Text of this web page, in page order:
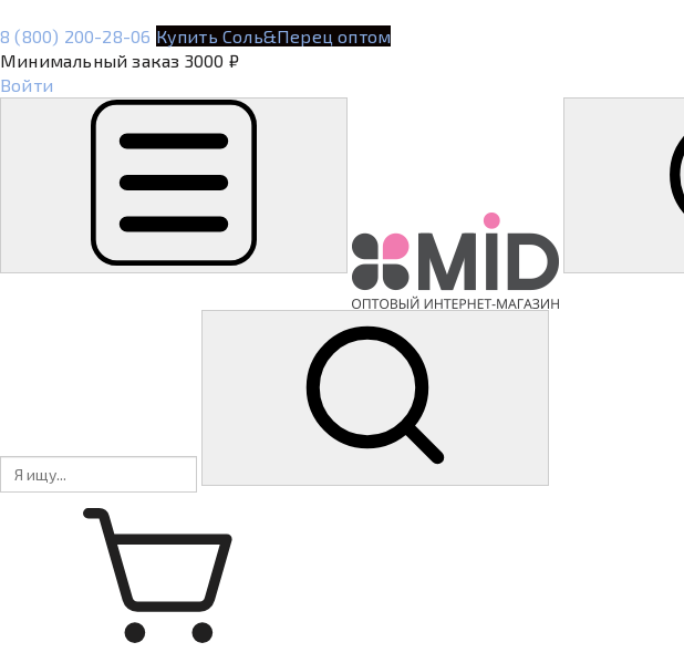
8 (800) 200-28-06 Купить Соль&Перец оптом
Минимальный заказ 3000 ₽
Войти